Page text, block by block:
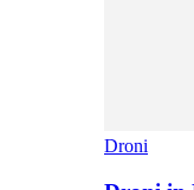
Droni